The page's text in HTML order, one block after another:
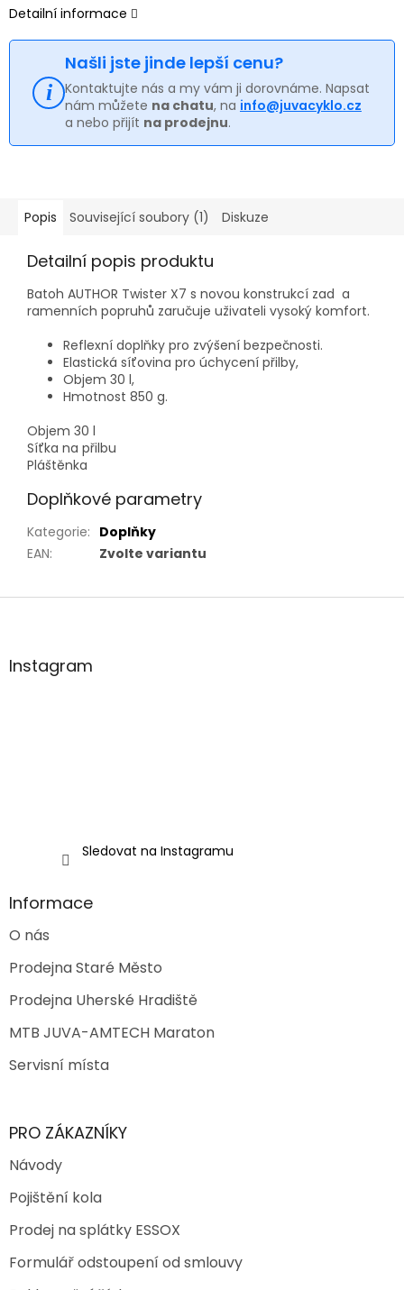
Detailní informace
Našli jste jinde lepší cenu?
Kontaktujte nás a my vám ji dorovnáme. Napsat
nám můžete na chatu, na info@juvacyklo.cz
a nebo přijít na prodejnu.
Popis Související soubory (1) Diskuze
Detailní popis produktu
Batoh AUTHOR Twister X7 s novou konstrukcí zad a
ramenních popruhů zaručuje uživateli vysoký komfort.
Reflexní doplňky pro zvýšení bezpečnosti.
Elastická síťovina pro úchycení přilby,
Objem 30 l,
Hmotnost 850 g.
Objem 30 l
Síťka na přilbu
Pláštěnka
Doplňkové parametry
Kategorie: Doplňky
EAN: Zvolte variantu
Z
aInstagram
Sledovat na Instagramu
Informace
O nás
Prodejna Staré Město
Prodejna Uherské Hradiště
MTB JUVA-AMTECH Maraton
Servisní místa
PRO ZÁKAZNÍKY
Návody
Pojištění kola
Prodej na splátky ESSOX
Formulář odstoupení od smlouvy